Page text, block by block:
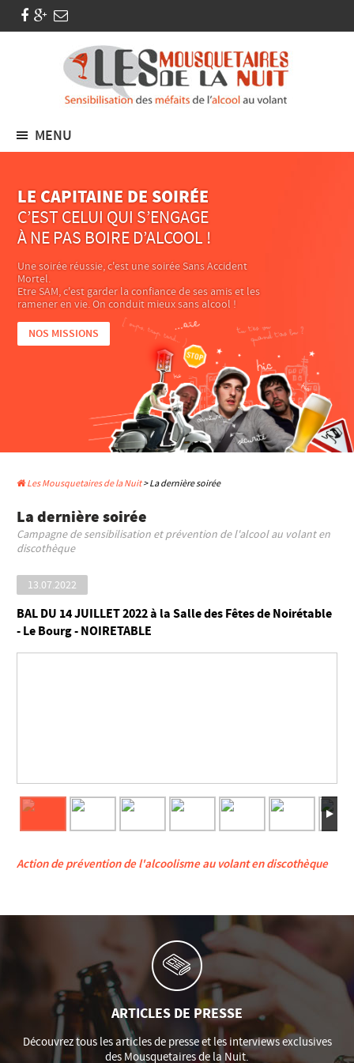
MENU
LE CAPITAINE DE SOIRÉE
C’EST CELUI QUI S’ENGAGE
À NE PAS BOIRE D’ALCOOL !
Une soirée réussie, c'est une soirée Sans Accident
Mortel.
Etre SAM, c'est garder la confiance de ses amis et les
ramener en vie. On conduit mieux sans alcool !
NOS MISSIONS
Les Mousquetaires de la Nuit> La dernière soirée
La dernière soirée
Campagne de sensibilisation et prévention de l'alcool au volant en
discothèque
13.07.2022
BAL DU 14 JUILLET 2022 à la Salle des Fêtes de Noirétable
- Le Bourg - NOIRETABLE
Action de prévention de l'alcoolisme au volant en discothèque
ARTICLES DE PRESSE
Découvrez tous les articles de presse et les interviews exclusives
des Mousquetaires de la Nuit.